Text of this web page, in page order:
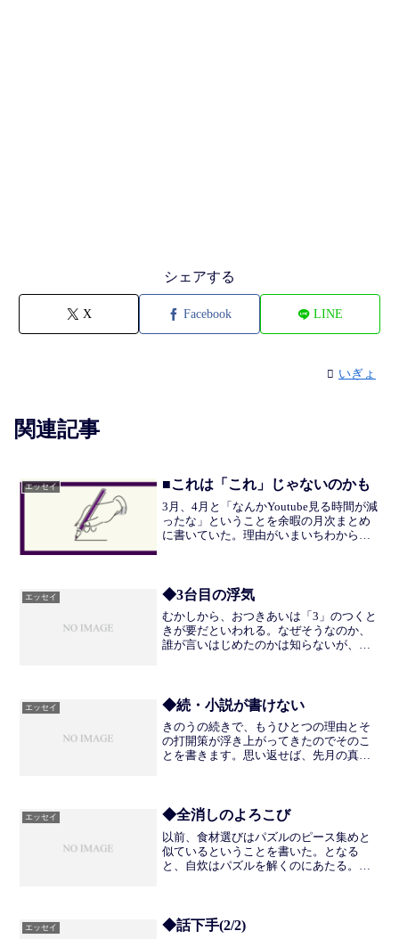
シェアする
X Facebook LINE
いぎょ
関連記事
エッセイ ■これは「これ」じゃないのかも
3月、4月と「なんかYoutube見る時間が減
ったな」ということを余暇の月次まとめ
に書いていた。理由がいまいちわからな
確かに楽しい...
エッセイ ◆3台目の浮気
むかしから、おつきあいは「3」のつくと
きが要だといわれる。なぜそうなのか、
誰が言いはじめたのかは知らないが、た
エッセイ ◆続・小説が書けない
きのうの続きで、もうひとつの理由とそ
の打開策が浮き上がってきたのでそのこ
とを書きます。思い返せば、先月の真ん
空想であそべるはずの風呂...
エッセイ ◆全消しのよろこび
以前、食材選びはパズルのピース集めと
似ているということを書いた。となる
と、自炊はパズルを解くのにあたる。自
ル要素がおもしろくてならない...
エッセイ ◆話下手(2/2)